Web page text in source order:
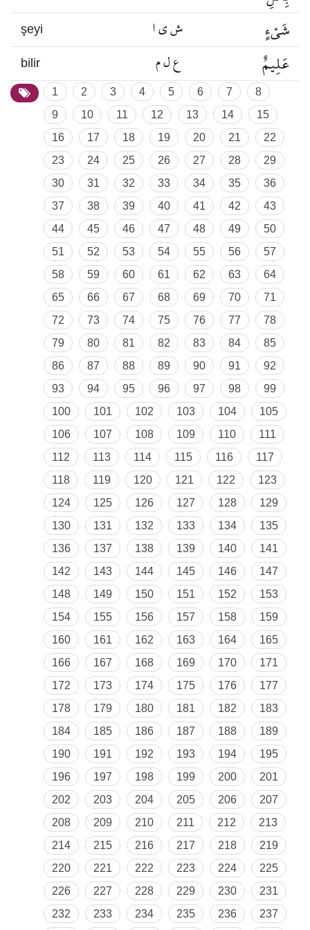
şeyi ش ي ا شَيْءٍ
bilir ع ل م عَلِيمٌ
1 2 3 4 5 6 7
8
9
10 11 12 13 14
15
16
17 18 19 20 21
22
23
24 25 26 27 28
29
30
31 32 33 34 35
36
37
38 39 40 41 42
43
44
45 46 47 48 49
50
51
52 53 54 55 56
57
58
59 60 61 62 63
64
65
66 67 68 69 70
71
72
73 74 75 76 77
78
79
80 81 82 83 84
85
86
87 88 89 90 91
92
93
94 95 96 97 98
99
100
101 102 103 104
105
106
107 108 109 110
111
112
113 114 115 116
117
118
119 120 121 122
123
124
125 126 127 128
129
130
131 132 133 134
135
136
137 138 139 140
141
142
143 144 145 146
147
148
149 150 151 152
153
154
155 156 157 158
159
160
161 162 163 164
165
166
167 168 169 170
171
172
173 174 175 176
177
178
179 180 181 182
183
184
185 186 187 188
189
190
191 192 193 194
195
196
197 198 199 200
201
202
203 204 205 206
207
208
209 210 211 212
213
214
215 216 217 218
219
220
221 222 223 224
225
226
227 228 229 230
231
232
233 234 235 236 237